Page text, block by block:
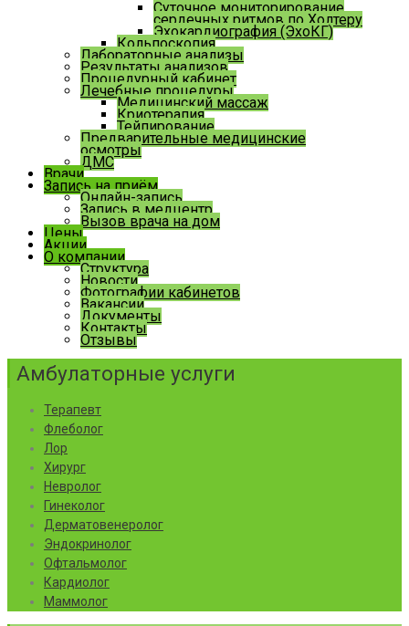
Суточное мониторирование
сердечных ритмов по Холтеру
Эхокардиография (ЭхоКГ)
Кольпоскопия
Лабораторные анализы
Результаты анализов
Процедурный кабинет
Лечебные процедуры
Медицинский массаж
Криотерапия
Тейпирование
Предварительные медицинские
осмотры
ДМС
Врачи
Запись на приём
Онлайн-запись
Запись в медцентр
Вызов врача на дом
Цены
Акции
О компании
Структура
Новости
Фотографии кабинетов
Вакансии
Документы
Контакты
Отзывы
Амбулаторные услуги
Терапевт
Флеболог
Лор
Хирург
Невролог
Гинеколог
Дерматовенеролог
Эндокринолог
Офтальмолог
Кардиолог
Маммолог